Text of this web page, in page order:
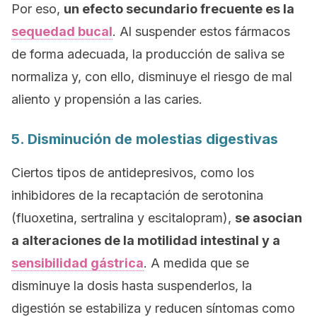
Por eso, un efecto secundario frecuente es la
sequedad bucal. Al suspender estos fármacos
de forma adecuada, la producción de saliva se
normaliza y, con ello, disminuye el riesgo de mal
aliento y propensión a las caries.
5. Disminución de molestias digestivas
Ciertos tipos de antidepresivos, como los
inhibidores de la recaptación de serotonina
(fluoxetina, sertralina y escitalopram), se asocian
a alteraciones de la motilidad intestinal y a
sensibilidad gástrica. A medida que se
disminuye la dosis hasta suspenderlos, la
digestión se estabiliza y reducen síntomas como